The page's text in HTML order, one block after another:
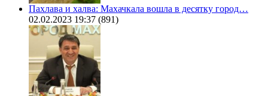
Пахлава и халва: Махачкала вошла в десятку город…
02.02.2023 19:37 (891)